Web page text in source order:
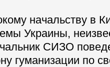
начальству в
Украины,
СИЗО
гуманизации по